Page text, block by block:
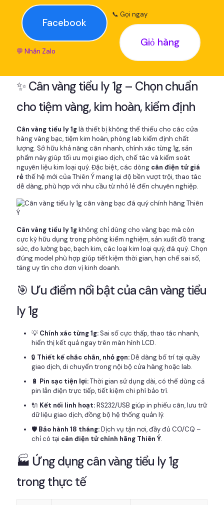
Facebook
💬 Nhắn Zalo
📞 Gọi ngay
Giỏ hàng
✨ Cân vàng tiểu ly 1g – Chọn chuẩn
cho tiệm vàng, kim hoàn, kiểm định
Cân vàng tiểu ly 1glà thiết bị không thể thiếu cho các cửa
hàng vàng bạc, tiệm kim hoàn, phòng lab kiểm định chất
lượng. Sở hữu khả năng cân nhanh, chính xác từng 1g, sản
phẩm này giúp tối ưu mọi giao dịch, chế tác và kiểm soát
nguyên liệu kim loại quý. Đặc biệt, các dòng cân điện tử giá
rẻthế hệ mới của Thiên Ý mang lại độ bền vượt trội, thao tác
dễ dàng, phù hợp với nhu cầu từ nhỏ lẻ đến chuyên nghiệp.
Cân vàng tiểu ly 1gkhông chỉ dùng cho vàng bạc mà còn
cực kỳ hữu dụng trong phòng kiểm nghiệm, sản xuất đồ trang
sức, đo lường bạc, bạch kim, các loại kim loại quý, đá quý. Chọn
đúng model phù hợp giúp tiết kiệm thời gian, hạn chế sai số,
tăng uy tín cho đơn vị kinh doanh.
🎯 Ưu điểm nổi bật của cân vàng tiểu
ly 1g
💡 Chính xác từng 1g:Sai số cực thấp, thao tác nhanh,
hiển thị kết quả ngay trên màn hình LCD.
🔒 Thiết kế chắc chắn, nhỏ gọn:Dễ dàng bố trí tại quầy
giao dịch, di chuyển trong nội bộ cửa hàng hoặc lab.
🔋 Pin sạc tiện lợi:Thời gian sử dụng dài, có thể dùng cả
pin lẫn điện trực tiếp, tiết kiệm chi phí bảo trì.
🔌 Kết nối linh hoạt:RS232/USB giúp in phiếu cân, lưu trữ
dữ liệu giao dịch, đồng bộ hệ thống quản lý.
🛡️ Bảo hành 18 tháng:Dịch vụ tận nơi, đầy đủ CO/CQ –
chỉ có tại cân điện tử chính hãng Thiên Ý.
🏭 Ứng dụng cân vàng tiểu ly 1g
trong thực tế